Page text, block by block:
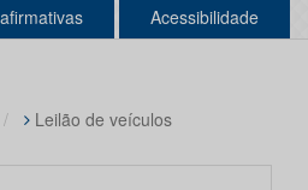
Acessibilidade
Leilão de veículos